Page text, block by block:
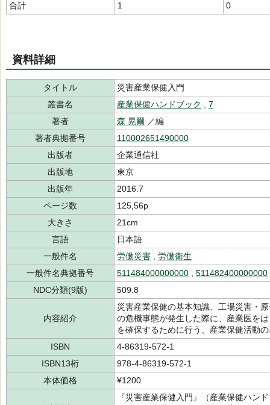
合計
1 0
資料詳細
タイトル
災害産業保健入門
叢書名
産業保健ハンドブック
7
著者
森 晃爾 ／編
著者典拠番号
110002651490000
出版者
企業通信社
出版地
東京
出版年
2016.7
ページ数
125,56p
大きさ
21cm
言語
日本語
一般件名
労働災害
労働衛生
一般件名典拠番号
511484000000000
511482400000000
NDC分類(9版)
509.8
内容紹介
災害産業保健の基本知識、工場災害・
の危機事態が発生した際に、産業医を
を確保するために行う、産業保健活動
ISBN
4-86319-572-1
ISBN13桁
978-4-86319-572-1
本体価格
¥1200
『災害産業保健入門』（産業保健